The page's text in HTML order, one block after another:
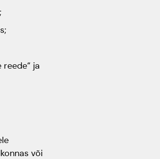
ja
või